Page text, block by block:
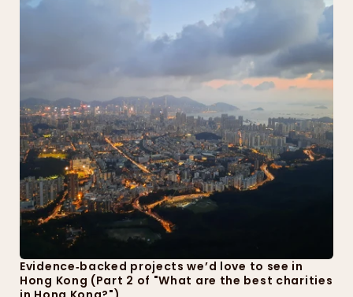
Evidence‑backed projects we’d love to see in
Hong Kong (Part 2 of "What are the best charities